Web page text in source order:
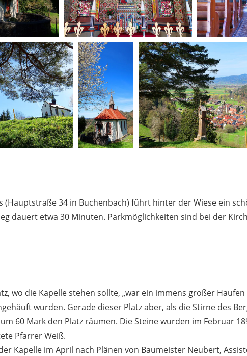
(Hauptstraße 34 in Buchenbach) führt hinter der Wiese ein
dauert etwa 30 Minuten. Parkmöglichkeiten sind bei der
wo die Kapelle stehen sollte, „war ein immens großer
wurden. Gerade dieser Platz aber, als die Stirne des
60 Mark den Platz räumen. Die Steine wurden im Februar
Pfarrer Weiß.
Kapelle im April nach Plänen von Baumeister Neubert,